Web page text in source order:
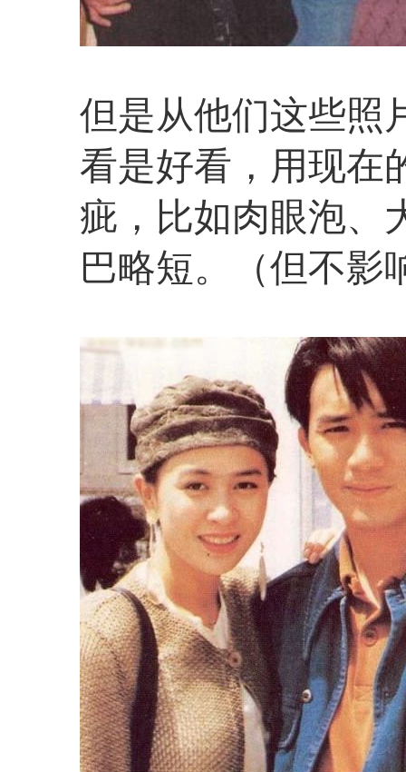
但是从他们这些照
看是好看，用现在
疵，比如肉眼泡、
巴略短。（但不影